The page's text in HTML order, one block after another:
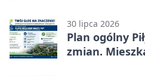
30 lipca 2026
Plan ogólny
zmian.